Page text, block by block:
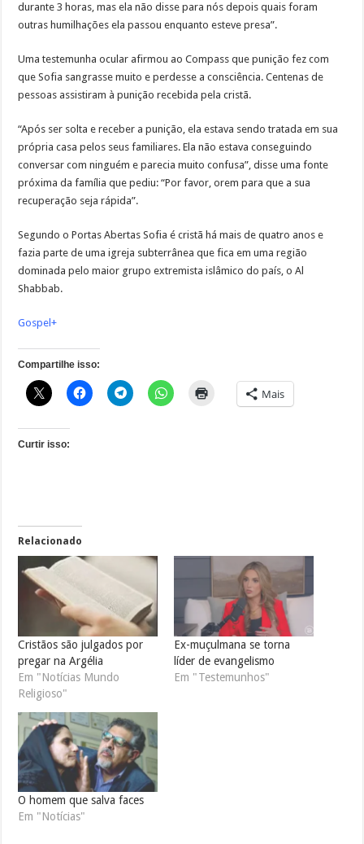
durante 3 horas, mas ela não disse para nós depois quais foram
outras humilhações ela passou enquanto esteve presa”.
Uma testemunha ocular afirmou ao Compass que punição fez com
que Sofia sangrasse muito e perdesse a consciência. Centenas de
pessoas assistiram à punição recebida pela cristã.
“Após ser solta e receber a punição, ela estava sendo tratada em sua
própria casa pelos seus familiares. Ela não estava conseguindo
conversar com ninguém e parecia muito confusa”, disse uma fonte
próxima da família que pediu: “Por favor, orem para que a sua
recuperação seja rápida”.
Segundo o Portas Abertas Sofia é cristã há mais de quatro anos e
fazia parte de uma igreja subterrânea que fica em uma região
dominada pelo maior grupo extremista islâmico do país, o Al
Shabbab.
Gospel+
Compartilhe isso:
Mais
Curtir isso:
Relacionado
Cristãos são julgados por
pregar na Argélia
Em "Notícias Mundo
Religioso"
Ex-muçulmana se torna
líder de evangelismo
Em "Testemunhos"
O homem que salva faces
Em "Notícias"